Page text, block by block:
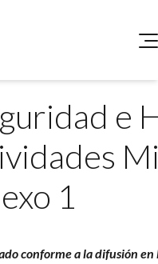
e
1
conforme a la difusión